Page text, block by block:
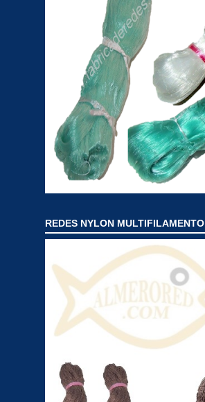
REDES NYLON MULTIFILAMENTO